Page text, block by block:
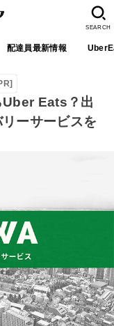
配達員最新情報
SEARCH
Uber Eats？出
ーサービスを